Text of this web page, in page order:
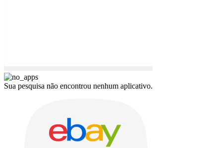
Sua pesquisa não encontrou nenhum aplicativo.